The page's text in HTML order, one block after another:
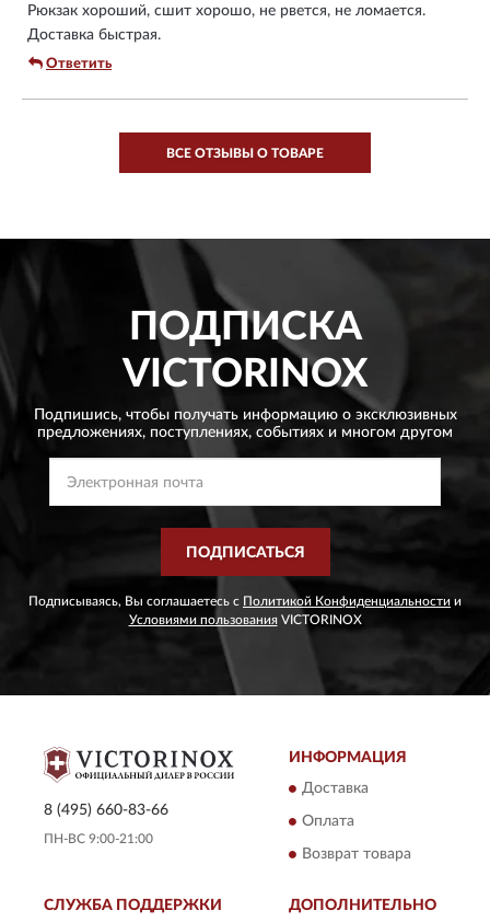
Рюкзак хороший, сшит хорошо, не рвется, не ломается.
Доставка быстрая.
Ответить
ВСЕ ОТЗЫВЫ О ТОВАРЕ
ПОДПИСКА
VICTORINOX
Подпишись, чтобы получать информацию о эксклюзивных
предложениях, поступлениях, событиях и многом другом
ПОДПИСАТЬСЯ
Подписываясь, Вы соглашаетесь с Политикой Конфиденциальности и
Условиями пользованияVICTORINOX
8 (495) 660-83-66
ПН-ВС 9:00-21:00
ИНФОРМАЦИЯ
Доставка
Оплата
Возврат товара
СЛУЖБА ПОДДЕРЖКИ ДОПОЛНИТЕЛЬНО